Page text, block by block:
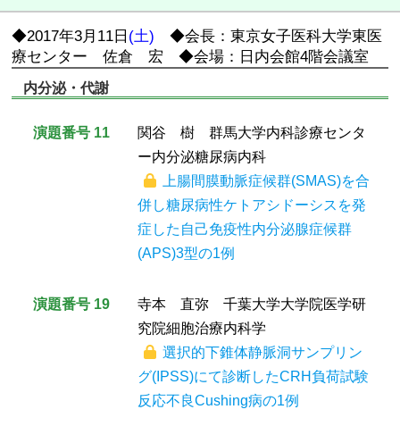
◆2017年3月11日 (土) ◆会長：東京女子医科大学東医
療センター 佐倉 宏 ◆会場：日内会館4階会議室
内分泌・代謝
演題番号 11
関谷 樹 群馬大学内科診療センタ
ー内分泌糖尿病内科
上腸間膜動脈症候群(SMAS)を合
併し糖尿病性ケトアシドーシスを発
症した自己免疫性内分泌腺症候群
(APS)3型の1例
演題番号 19
寺本 直弥 千葉大学大学院医学研
究院細胞治療内科学
選択的下錐体静脈洞サンプリン
グ(IPSS)にて診断したCRH負荷試験
反応不良Cushing病の1例